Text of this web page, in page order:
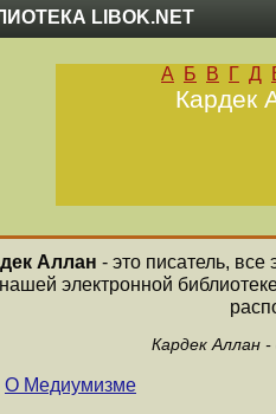
LIBOK.NET
А Б В Г Д
Кардек
Аллан - это писатель, все
нашей электронной
Кардек Аллан
О Медиумизме